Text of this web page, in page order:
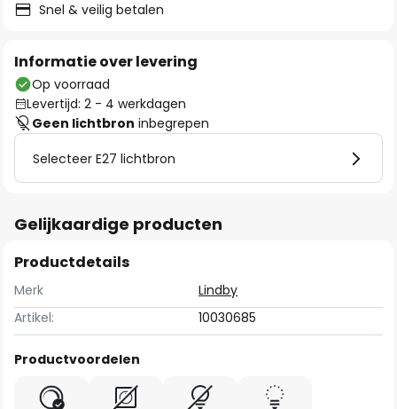
Snel & veilig betalen
Informatie over levering
Op voorraad
Levertijd: 2 - 4 werkdagen
Geen lichtbron inbegrepen
Selecteer E27 lichtbron
Gelijkaardige producten
Productdetails
Merk
Lindby
Artikel:
10030685
Productvoordelen